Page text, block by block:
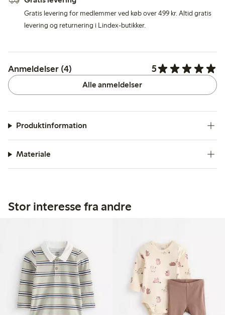
Gratis levering for medlemmer ved køb over 499 kr. Altid gratis
levering og returnering i Lindex-butikker.
Anmeldelser (4) 5
Alle anmeldelser
Produktinformation
Materiale
Stor interesse fra andre